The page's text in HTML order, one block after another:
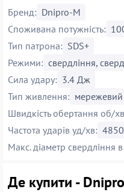
Бренд: Dnipro-M
Споживана потужність:
Тип патрона: SDS+
Режими: свердління,
Сила удару: 3.4 Дж
Тип живлення: мережевий
Швидкість обертання об/
Частота ударів уд/хв: 4850
Макс. діаметр свердління
Де купити -